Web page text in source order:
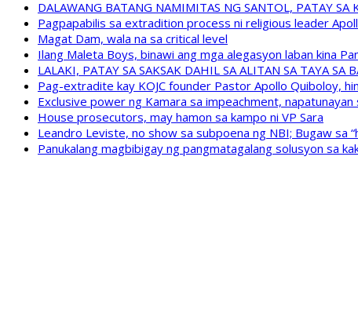
DALAWANG BATANG NAMIMITAS NG SANTOL, PATAY SA
Pagpapabilis sa extradition process ni religious leader
Magat Dam, wala na sa critical level
Ilang Maleta Boys, binawi ang mga alegasyon laban kina
LALAKI, PATAY SA SAKSAK DAHIL SA ALITAN SA TAYA SA
Pag-extradite kay KOJC founder Pastor Apollo Quiboloy,
Exclusive power ng Kamara sa impeachment, napatunayan
House prosecutors, may hamon sa kampo ni VP Sara
Leandro Leviste, no show sa subpoena ng NBI; Bugaw sa
Panukalang magbibigay ng pangmatagalang solusyon sa